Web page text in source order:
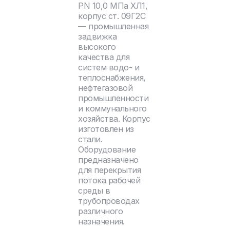
PN 10,0 МПа ХЛ1,
корпус ст. 09Г2С
— промышленная
задвижка
высокого
качества для
систем водо- и
теплоснабжения,
нефтегазовой
промышленности
и коммунального
хозяйства. Корпус
изготовлен из
стали.
Оборудование
предназначено
для перекрытия
потока рабочей
среды в
трубопроводах
различного
назначения.